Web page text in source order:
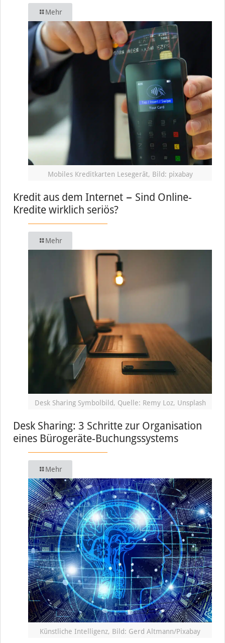
Mehr
Mobiles Kreditkarten Lesegerät, Bild: pixabay
Kredit aus dem Internet − Sind Online-
Kredite wirklich seriös?
Mehr
Desk Sharing Symbolbild, Quelle: Remy Loz, Unsplash
Desk Sharing: 3 Schritte zur Organisation
eines Bürogeräte-Buchungssystems
Mehr
Künstliche Intelligenz, Bild: Gerd Altmann/Pixabay